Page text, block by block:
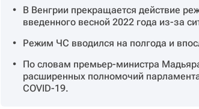
В Венгрии прекращается действие
введенного весной 2022 года из-за
Режим ЧС вводился на полгода и
По словам премьер-министра
расширенных полномочий
COVID-19.